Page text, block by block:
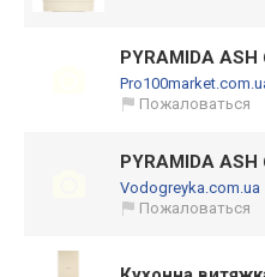
PYRAMIDA ASH
Пожаловаться
PYRAMIDA ASH
Vodogreyka.com.ua
Пожаловаться